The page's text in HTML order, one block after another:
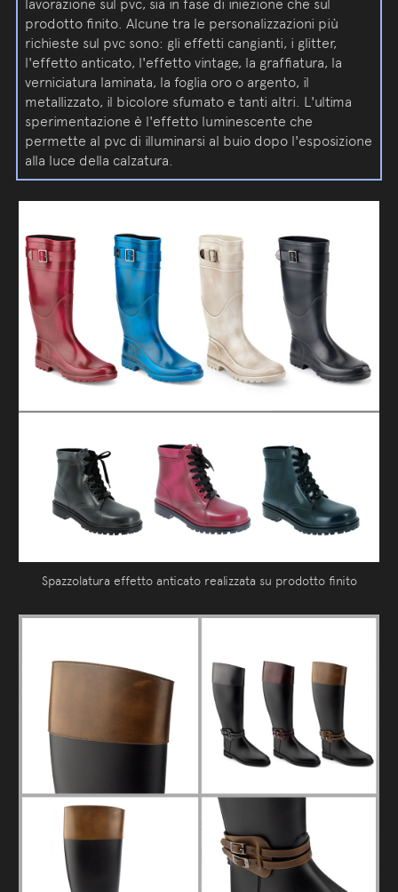
lavorazione sul pvc, sia in fase di iniezione che sul
prodotto finito. Alcune tra le personalizzazioni più
richieste sul pvc sono: gli effetti cangianti, i glitter,
l'effetto anticato, l'effetto vintage, la graffiatura, la
verniciatura laminata, la foglia oro o argento, il
metallizzato, il bicolore sfumato e tanti altri. L'ultima
sperimentazione è l'effetto luminescente che
permette al pvc di illuminarsi al buio dopo l'esposizione
alla luce della calzatura.
Spazzolatura effetto anticato realizzata su prodotto finito